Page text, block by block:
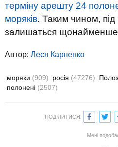
терміну арешту 24
моряків. Таким чином,
залишаться щонайменше
Автор: Леся Карпенко
моряки (909) росія (47276)
полонені (2507)
ПОДІЛИТИСЯ:
Мені